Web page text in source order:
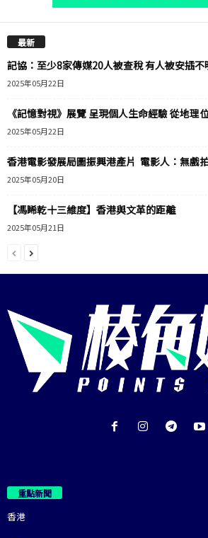
最新
記協：至少8家傳媒20人被查稅 有人被安插不
2025年05月22日
《記憶對視》展覽 呈現個人生命經驗 從地理
2025年05月22日
香港電影發展局圖振興港產片 電影人：無戲
2025年05月20日
【馮睎乾十三維度】香港與文革的距離
2025年05月21日
重點新聞
香港